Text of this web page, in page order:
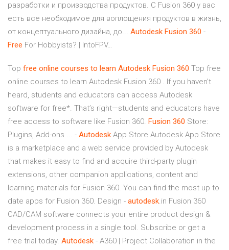
разработки и производства продуктов. С Fusion 360 у вас
есть все необходимое для воплощения продуктов в жизнь,
от концептуального дизайна, до... Autodesk Fusion 360 -
Free For Hobbyists? | IntoFPV…
Top free online courses to learn Autodesk Fusion 360 Top free
online courses to learn Autodesk Fusion 360 . If you haven’t
heard, students and educators can access Autodesk
software for free*. That’s right—students and educators have
free access to software like Fusion 360. Fusion 360 Store:
Plugins, Add-ons ... - Autodesk App Store Autodesk App Store
is a marketplace and a web service provided by Autodesk
that makes it easy to find and acquire third-party plugin
extensions, other companion applications, content and
learning materials for Fusion 360. You can find the most up to
date apps for Fusion 360. Design - autodesk.in Fusion 360
CAD/CAM software connects your entire product design &
development process in a single tool. Subscribe or get a
free trial today. Autodesk - A360 | Project Collaboration in the